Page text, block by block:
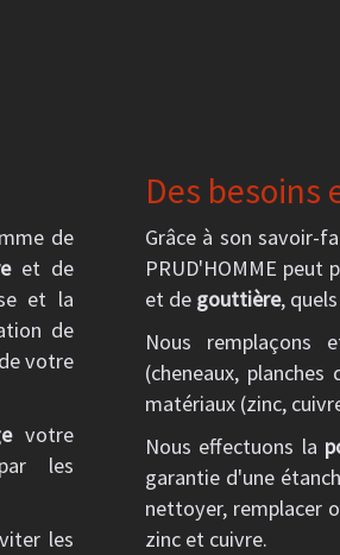
de
et de
et la
de
votre
votre
les
les
Des besoins
Grâce à son savoir-
PRUD'HOMME peut
et de gouttière,
Nous remplaçons
(cheneaux,
matériaux (zinc,
Nous effectuons la
garantie d'une
nettoyer, remplacer
zinc et cuivre.